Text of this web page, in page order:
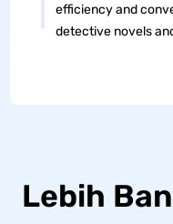
efficiency and
detective novels
Lebih